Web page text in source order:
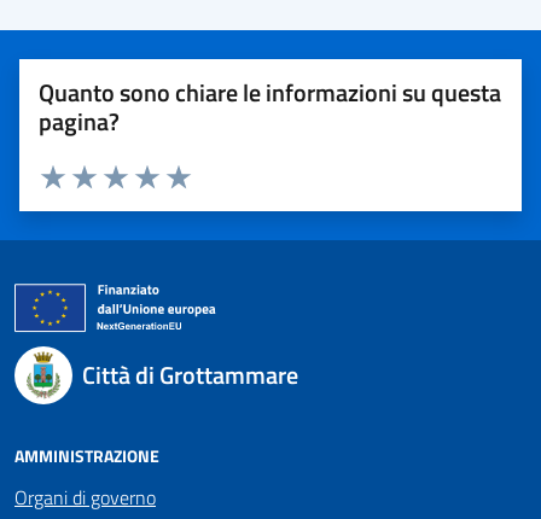
Quanto sono chiare le informazioni su questa
pagina?
Valuta 5 stelle su 5
Valuta 4 stelle su 5
Valuta 3 stelle su 5
Valuta 2 stelle su 5
Valuta 1 stelle su 5
Città di Grottammare
AMMINISTRAZIONE
Organi di governo